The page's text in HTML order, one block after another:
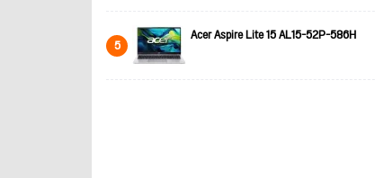
5 Acer Aspire Lite 15 AL15-52P-586H